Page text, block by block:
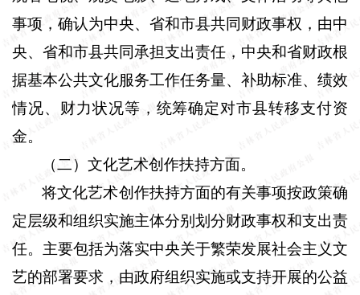
事项，确认为中央、省和市县共同财政事权，由中
央、省和市县共同承担支出责任，中央和省财政根
据基本公共文化服务工作任务量、补助标准、绩效
情况、财力状况等，统筹确定对市县转移支付资
金。
（二）文化艺术创作扶持方面。
将文化艺术创作扶持方面的有关事项按政策确
定层级和组织实施主体分别划分财政事权和支出责
任。主要包括为落实中央关于繁荣发展社会主义文
艺的部署要求，由政府组织实施或支持开展的公益